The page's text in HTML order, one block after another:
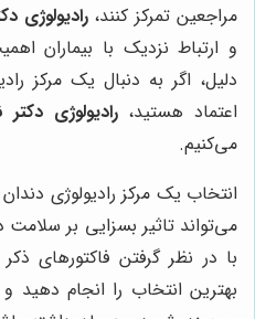
مراجعین تمرکز کنند،رادیولوژی
و ارتباط نزدیک با بیماران
دلیل، اگر به دنبال یک مرکز
اعتماد هستید،رادیولوژی
می‌کنیم.
انتخاب یک مرکز رادیولوژی
می‌تواند تاثیر بسزایی بر
با در نظر گرفتن فاکتورهای
بهترین انتخاب را انجام